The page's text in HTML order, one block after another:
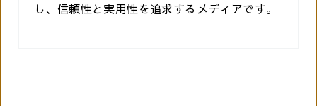
し、信頼性と実用性を追求するメディアです。